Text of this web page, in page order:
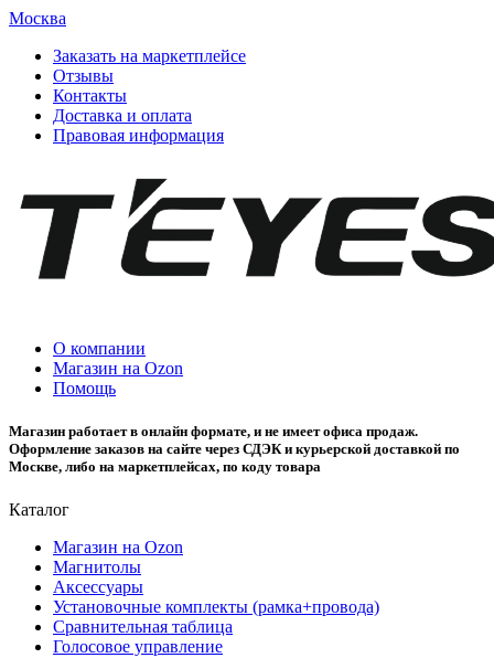
Москва
Заказать на маркетплейсе
Отзывы
Контакты
Доставка и оплата
Правовая информация
О компании
Магазин на Ozon
Помощь
Магазин работает в онлайн формате, и не имеет офиса продаж.
Оформление заказов на сайте через СДЭК и курьерской доставкой по
Москве, либо на маркетплейсах, по коду товара
Каталог
Магазин на Ozon
Магнитолы
Аксессуары
Установочные комплекты (рамка+провода)
Сравнительная таблица
Голосовое управление